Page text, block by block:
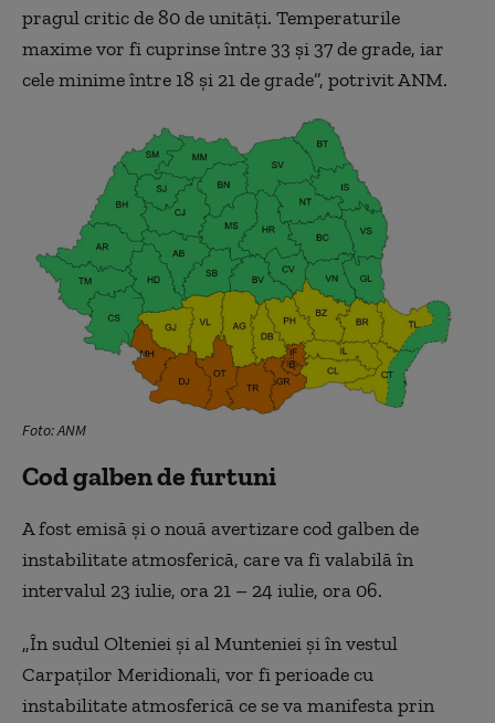
pragul critic de 80 de unități. Temperaturile
maxime vor fi cuprinse între 33 și 37 de grade, iar
cele minime între 18 și 21 de grade”, potrivit ANM.
Foto: ANM
Cod galben de furtuni
A fost emisă și o nouă avertizare cod galben de
instabilitate atmosferică, care va fi valabilă în
intervalul 23 iulie, ora 21 – 24 iulie, ora 06.
„În sudul Olteniei și al Munteniei și în vestul
Carpaților Meridionali, vor fi perioade cu
instabilitate atmosferică ce se va manifesta prin